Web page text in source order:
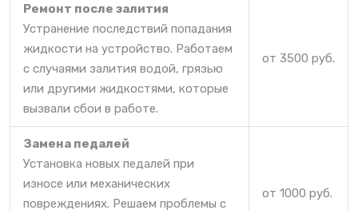
Ремонт после залития
Устранение последствий попадания
жидкости на устройство. Работаем
с случаями залития водой, грязью
или другими жидкостями, которые
вызвали сбои в работе.
от 3500 руб.
Замена педалей
Установка новых педалей при
износе или механических
повреждениях. Решаем проблемы с
от 1000 руб.